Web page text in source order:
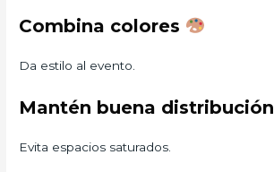
Combina colores
Da estilo al evento.
Mantén buena distribución
Evita espacios saturados.